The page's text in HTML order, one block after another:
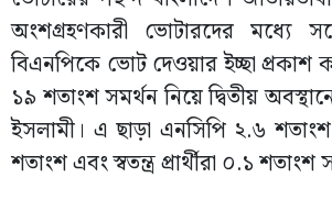
অংশগ্রহণকারী ভোটারদের মধ্যে
বিএনপিকে ভোট দেওয়ার ইচ্ছা প্রকাশ
১৯ শতাংশ সমর্থন নিয়ে দ্বিতীয়
ইসলামী। এ ছাড়া এনসিপি ২.৬
শতাংশ এবং স্বতন্ত্র প্রার্থীরা ০.১